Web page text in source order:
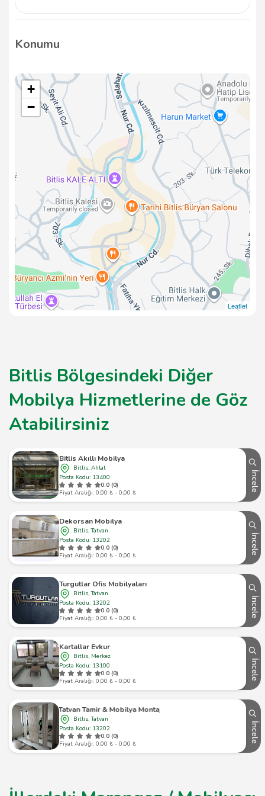
Özgenç Mobilya'dan sipariş vermek için
veya doğrudan mağazaya giderek ürünleri
Konumu
+
−
Leaflet
Bitlis Bölgesindeki Diğer
Mobilya Hizmetlerine de Göz
Atabilirsiniz
Bitlis Akıllı Mobilya
Bitlis, Ahlat
Posta Kodu: 13400
0.0 (0)
Fiyat Aralığı: 0,00 ₺ - 0,00 ₺
İncele
Dekorsan Mobilya
Bitlis, Tatvan
Posta Kodu: 13202
0.0 (0)
Fiyat Aralığı: 0,00 ₺ - 0,00 ₺
İncele
Turgutlar Ofis Mobilyaları
Bitlis, Tatvan
Posta Kodu: 13202
0.0 (0)
Fiyat Aralığı: 0,00 ₺ - 0,00 ₺
İncele
Kartallar Evkur
Bitlis, Merkez
Posta Kodu: 13100
0.0 (0)
Fiyat Aralığı: 0,00 ₺ - 0,00 ₺
İncele
Tatvan Tamir & Mobilya Montaj
Bitlis, Tatvan
Posta Kodu: 13202
0.0 (0)
Fiyat Aralığı: 0,00 ₺ - 0,00 ₺
İncele